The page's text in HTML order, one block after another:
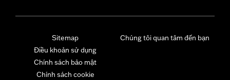
Sitemap
Điều khoản sử dụng
Chính sách bảo mật
Chính sách cookie
Chúng tôi quan tâm đến bạn